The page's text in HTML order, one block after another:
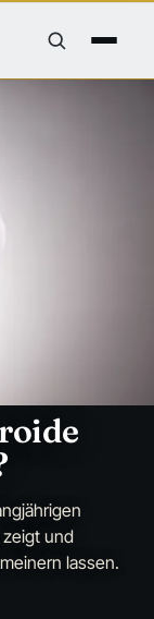
und
lassen.